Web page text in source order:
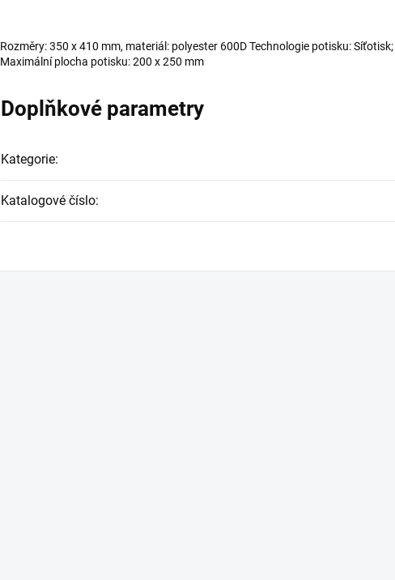
Rozměry: 350 x 410 mm, materiál: polyester 600D Technologie potisku:
Maximální plocha potisku: 200 x 250 mm
Doplňkové parametry
Kategorie:
Katalogové číslo: